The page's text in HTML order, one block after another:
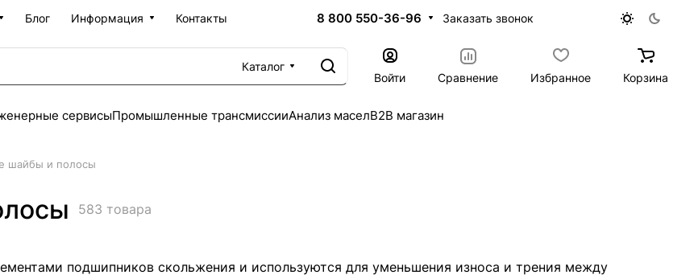
Блог Информация Контакты 8 800 550-36-96 Заказать звонок
Каталог
Войти
Сравнение Избранное Корзина
сервисыПромышленные трансмиссииАнализ маселB2B магазин
шайбы и полосы
583 товара
подшипников скольжения и используются для уменьшения износа и трения между